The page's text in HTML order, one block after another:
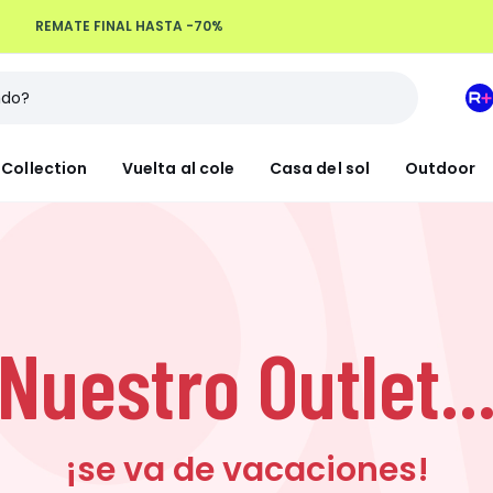
REMATE FINAL HASTA -70%
Devoluciones hasta 100 días
Collection Vuelta al cole Casa del sol Outdoor
Mi
Nuestro Outlet...
¡se va de vacaciones!